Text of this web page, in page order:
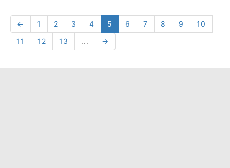
← 1 2 3 4 5 6 7 8 9
10
11
12 13 ... →